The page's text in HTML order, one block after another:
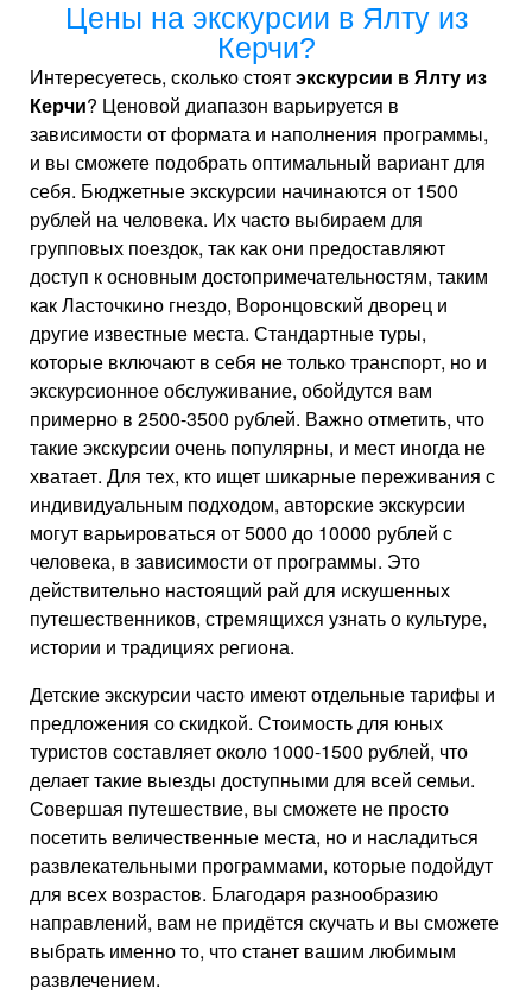
Цены на экскурсии в Ялту из
Керчи?
Интересуетесь, сколько стоятэкскурсии в Ялту из
Керчи? Ценовой диапазон варьируется в
зависимости от формата и наполнения программы,
и вы сможете подобрать оптимальный вариант для
себя. Бюджетные экскурсии начинаются от 1500
рублей на человека. Их часто выбираем для
групповых поездок, так как они предоставляют
доступ к основным достопримечательностям, таким
как Ласточкино гнездо, Воронцовский дворец и
другие известные места. Стандартные туры,
которые включают в себя не только транспорт, но и
экскурсионное обслуживание, обойдутся вам
примерно в 2500-3500 рублей. Важно отметить, что
такие экскурсии очень популярны, и мест иногда не
хватает. Для тех, кто ищет шикарные переживания с
индивидуальным подходом, авторские экскурсии
могут варьироваться от 5000 до 10000 рублей с
человека, в зависимости от программы. Это
действительно настоящий рай для искушенных
путешественников, стремящихся узнать о культуре,
истории и традициях региона.
Детские экскурсии часто имеют отдельные тарифы и
предложения со скидкой. Стоимость для юных
туристов составляет около 1000-1500 рублей, что
делает такие выезды доступными для всей семьи.
Совершая путешествие, вы сможете не просто
посетить величественные места, но и насладиться
развлекательными программами, которые подойдут
для всех возрастов. Благодаря разнообразию
направлений, вам не придётся скучать и вы сможете
выбрать именно то, что станет вашим любимым
развлечением.